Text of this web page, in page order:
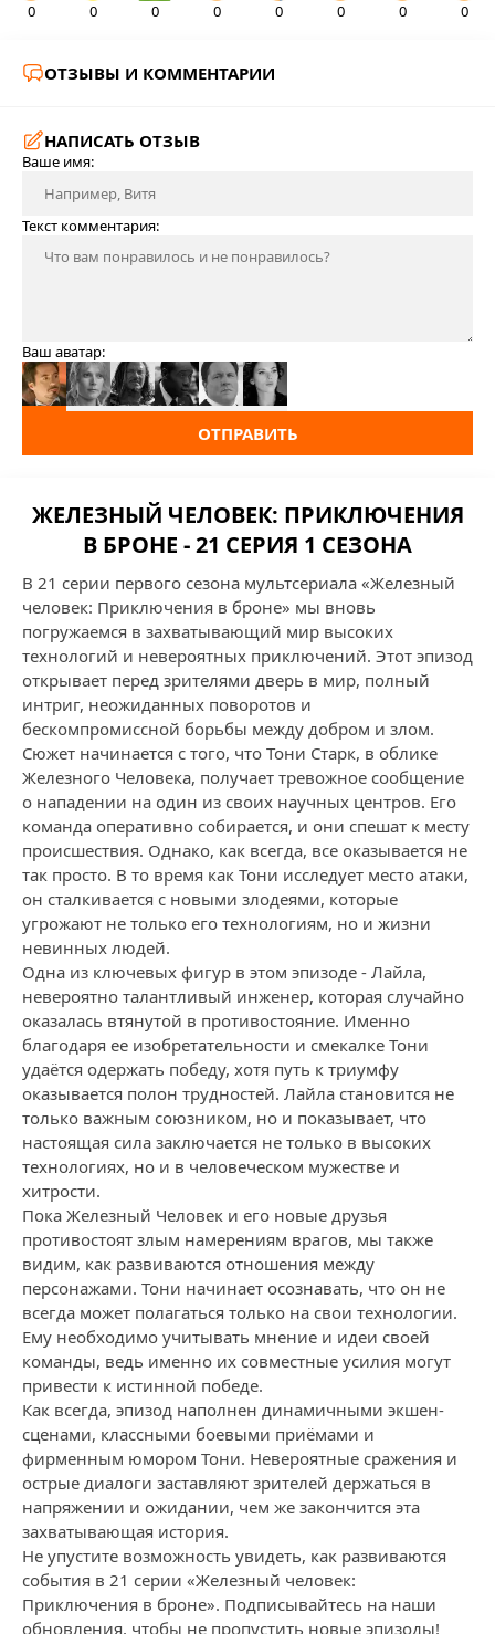
0 0 0 0 0 0 0 0
ОТЗЫВЫ И КОММЕНТАРИИ
НАПИСАТЬ ОТЗЫВ
Ваше имя:
Текст комментария:
Ваш аватар:
ОТПРАВИТЬ
ЖЕЛЕЗНЫЙ ЧЕЛОВЕК: ПРИКЛЮЧЕНИЯ
В БРОНЕ - 21 СЕРИЯ 1 СЕЗОНА
В 21 серии первого сезона мультсериала «Железный
человек: Приключения в броне» мы вновь
погружаемся в захватывающий мир высоких
технологий и невероятных приключений. Этот эпизод
открывает перед зрителями дверь в мир, полный
интриг, неожиданных поворотов и
бескомпромиссной борьбы между добром и злом.
Сюжет начинается с того, что Тони Старк, в облике
Железного Человека, получает тревожное сообщение
о нападении на один из своих научных центров. Его
команда оперативно собирается, и они спешат к месту
происшествия. Однако, как всегда, все оказывается не
так просто. В то время как Тони исследует место атаки,
он сталкивается с новыми злодеями, которые
угрожают не только его технологиям, но и жизни
невинных людей.
Одна из ключевых фигур в этом эпизоде - Лайла,
невероятно талантливый инженер, которая случайно
оказалась втянутой в противостояние. Именно
благодаря ее изобретательности и смекалке Тони
удаётся одержать победу, хотя путь к триумфу
оказывается полон трудностей. Лайла становится не
только важным союзником, но и показывает, что
настоящая сила заключается не только в высоких
технологиях, но и в человеческом мужестве и
хитрости.
Пока Железный Человек и его новые друзья
противостоят злым намерениям врагов, мы также
видим, как развиваются отношения между
персонажами. Тони начинает осознавать, что он не
всегда может полагаться только на свои технологии.
Ему необходимо учитывать мнение и идеи своей
команды, ведь именно их совместные усилия могут
привести к истинной победе.
Как всегда, эпизод наполнен динамичными экшен-
сценами, классными боевыми приёмами и
фирменным юмором Тони. Невероятные сражения и
острые диалоги заставляют зрителей держаться в
напряжении и ожидании, чем же закончится эта
захватывающая история.
Не упустите возможность увидеть, как развиваются
события в 21 серии «Железный человек:
Приключения в броне». Подписывайтесь на наши
обновления, чтобы не пропустить новые эпизоды!